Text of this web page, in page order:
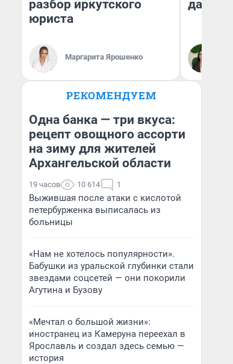
разбор иркутского
юриста
Маргарита Ярошенко
даже
РЕКОМЕНДУЕМ
Одна банка — три вкуса:
рецепт овощного ассорти
на зиму для жителей
Архангельской области
19 часов 10 614 1
Выжившая после атаки с кислотой
петербурженка выписалась из
больницы
«Нам не хотелось популярности».
Бабушки из уральской глубинки стали
звездами соцсетей — они покорили
Агутина и Бузову
«Мечтал о большой жизни»:
иностранец из Камеруна переехал в
Ярославль и создал здесь семью —
история